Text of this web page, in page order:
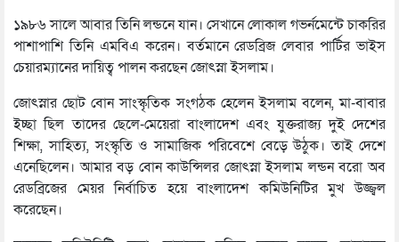
১৯৮৬ সালে আবার তিনি লন্ডনে যান। সেখানে লোকাল গভর্নমেন্টে চাকরির
পাশাপাশি তিনি এমবিএ করেন। বর্তমানে রেডব্রিজ লেবার পার্টির ভাইস
চেয়ারম্যানের দায়িত্ব পালন করছেন জোৎস্না ইসলাম।
জোৎস্নার ছোট বোন সাংস্কৃতিক সংগঠক হেলেন ইসলাম বলেন, মা-বাবার
ইচ্ছা ছিল তাদের ছেলে-মেয়েরা বাংলাদেশ এবং যুক্তরাজ্য দুই দেশের
শিক্ষা, সাহিত্য, সংস্কৃতি ও সামাজিক পরিবেশে বেড়ে উঠুক। তাই দেশে
এনেছিলেন। আমার বড় বোন কাউন্সিলর জোৎস্না ইসলাম লন্ডন বরো অব
রেডব্রিজের মেয়র নির্বাচিত হয়ে বাংলাদেশ কমিউনিটির মুখ উজ্জ্বল
করেছেন।